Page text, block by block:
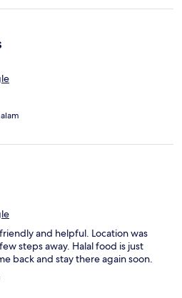
and helpful. Location was
steps away. Halal food is just
back and stay there again soon.